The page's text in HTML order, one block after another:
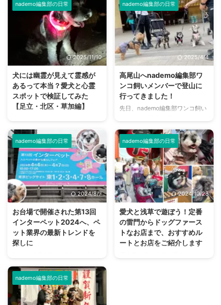
nademo編集部の日常
2025/11/10
犬には幽霊が見えて霊感が
あるって本当？愛犬と心霊
スポットで検証してみた
【足立・北区・草加編】
いて唸りだしたり吠えたりした！
このようなことを経験をしたり見
たことがある方は、多いのではな
いでしょうか？ 「まさか…何かが
見えている？…」 これは検証して
みたいと思い、nademo編集部の
ワンコと一緒に心霊スポットに行
ってみることにしました。 夏の
暑さを吹き飛ばす、背筋がゾッと
冷えてしまいそうな企画を決行し
ます。 ワンコには幽霊が見える
のか 古来より犬には幽霊が見え
るとか、亡くなったワンコが守護
な話が尽きない動物です。 では
ワンコに人間には見え ...
nademo編集部の日常
2025/4/4
高尾山へnademo編集部ワ
ンコ飼いメンバーで登山に
行ってきました！
先日、nademo編集部ワンコ飼い
た！ 登ったのは観光客からの登
山者も多く、令和2年に日本遺産
に認定された東京都八王子市にあ
る「高尾山」。 私以外のメンバ
ーは登山経験者でしたが、ワンコ
と行くのは初めてとのこと。 高
尾山や、山を駆け登るワンコたち
の一日をレポートします！ 東京
都八王子市の高尾山 高尾山は東
京都八王子市にある標高599mの
山で、富士山の6分の1ほどの高
さ。 日本国内で登山ができる山
の中でも、登りやすさから非常に
nademo編集部の日常
2024/8/7
お台場で開催された第13回
インターペット2024へ、ペ
ット業界の最新トレンドを
探しに
ビッグサイトで開催されたペット
の祭典「インターペット」に参加
してきました。 朝、開始時間に
行ったものの入り口は長蛇の列。
nademo編集部の日常
2024/10/28
愛犬と浅草で遊ぼう！定番
の雷門からドッグファース
トなお店まで、おすすめル
ートとお店をご紹介します
nademo編集部の日常